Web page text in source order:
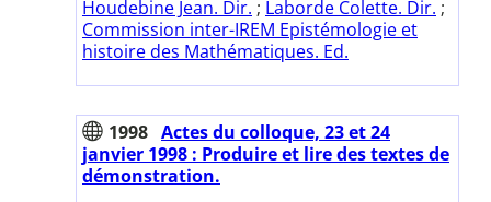
Houdebine Jean. Dir. ; Laborde Colette. Dir. ;
Commission inter-IREM Epistémologie et
histoire des Mathématiques. Ed.
1998 Actes du colloque, 23 et 24
janvier 1998 : Produire et lire des textes de
démonstration.